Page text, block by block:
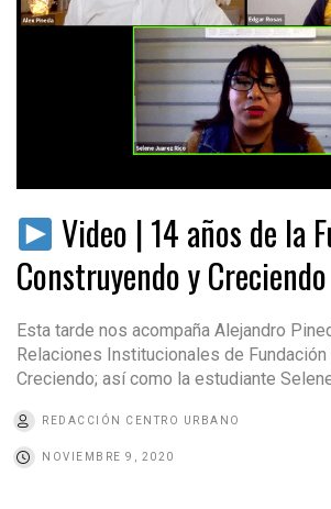
Video | 14 años de la
Construyendo y Creciendo
Esta tarde nos acompaña Alejandro
Relaciones Institucionales de
Creciendo; así como la estudiante
REDACCIÓN CENTRO URBANO
NOVIEMBRE 9, 2020